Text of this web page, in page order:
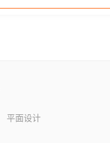
平面设计